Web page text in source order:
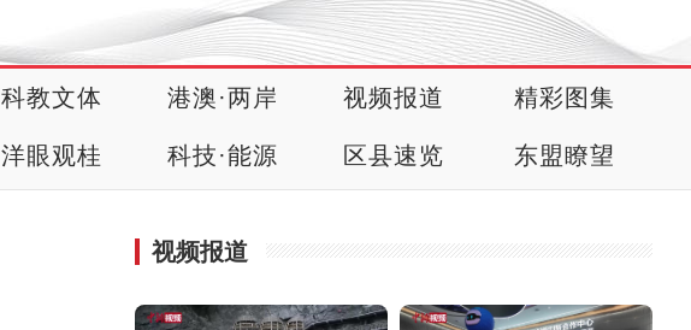
科教文体 港澳·两岸 视频报道 精彩图集
洋眼观桂 科技·能源 区县速览 东盟瞭望
视频报道